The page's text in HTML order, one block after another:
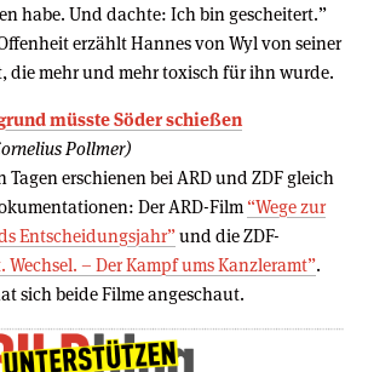
habe. Und dachte: Ich bin gescheitert.”
erzählt Hannes von Wyl von seiner
die mehr und mehr toxisch für ihn wurde.
müsste Söder schießen
Pollmer)
erschienen bei ARD und ZDF gleich
Der ARD-Film “Wege zur
Entscheidungsjahr”und die ZDF-
Wechsel. – Der Kampf ums Kanzleramt”.
sich beide Filme angeschaut.